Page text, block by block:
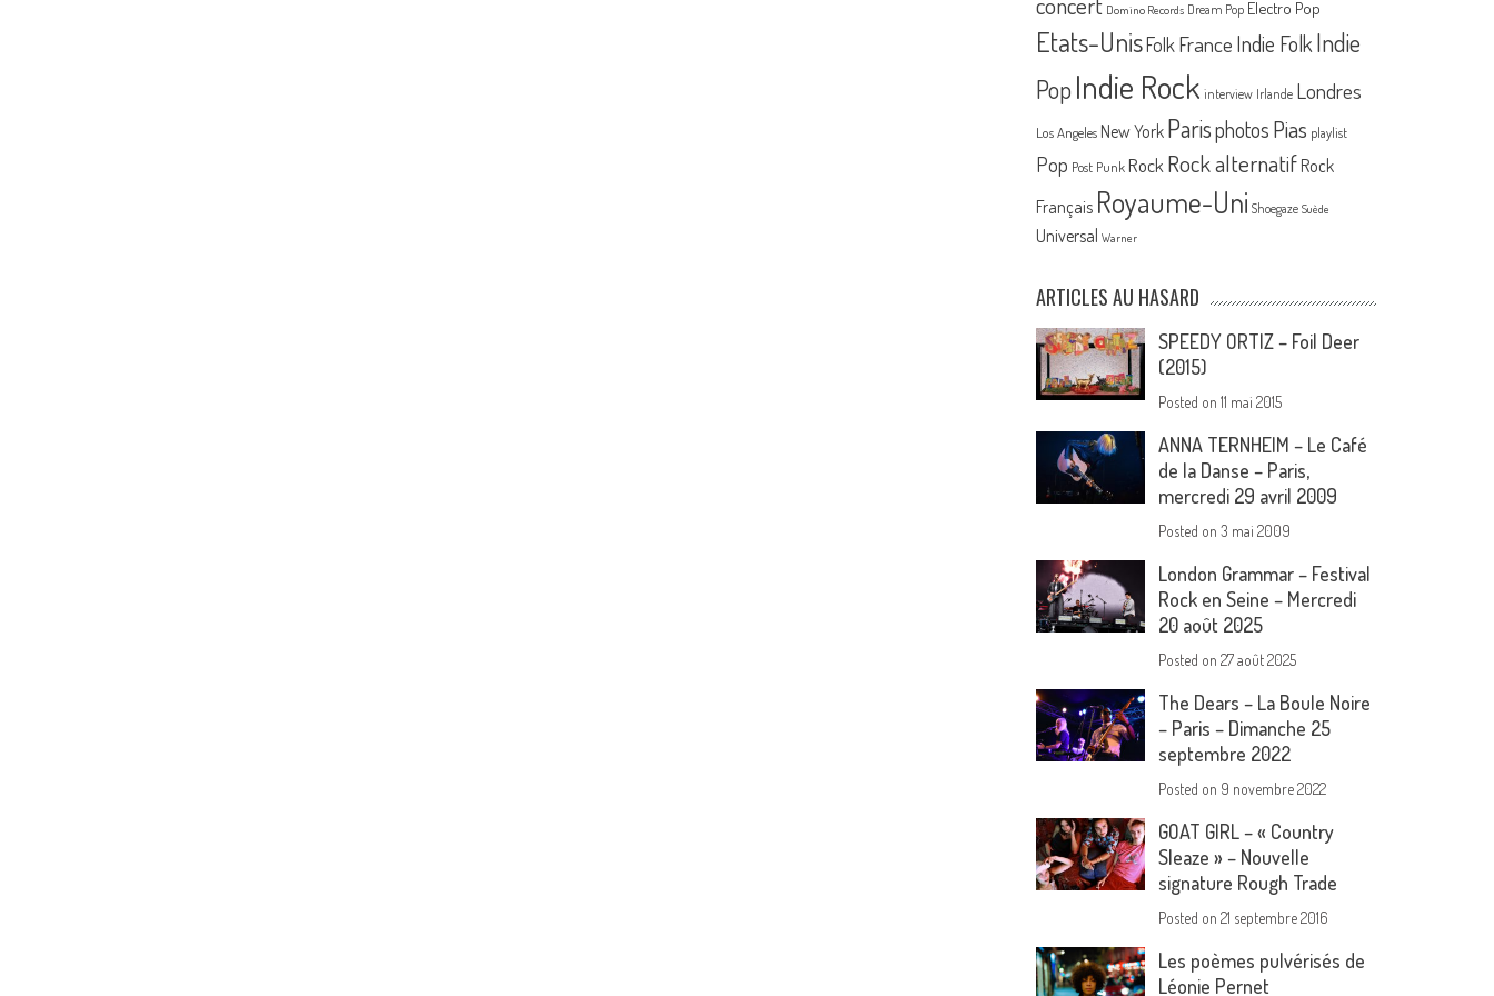
Domino Records Dream Pop Electro Pop
Etats-UnisFolk France Indie FolkIndie
PopIndie Rock interview Irlande Londres
Los Angeles New York Parisphotos Pias playlist
Pop Post Punk Rock Rock alternatif Rock
Français Royaume-Uni Shoegaze Suède
Universal Warner
ARTICLES AU HASARD
SPEEDY ORTIZ – Foil Deer
(2015)
Posted on11 mai 2015
ANNA TERNHEIM – Le Café
de la Danse – Paris,
mercredi 29 avril 2009
Posted on3 mai 2009
London Grammar – Festival
Rock en Seine – Mercredi
20 août 2025
Posted on27 août 2025
The Dears – La Boule Noire
– Paris – Dimanche 25
septembre 2022
Posted on 9 novembre 2022
GOAT GIRL – « Country
Sleaze » – Nouvelle
signature Rough Trade
Posted on21 septembre 2016
Les poèmes pulvérisés de
Léonie Pernet